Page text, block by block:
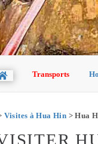
Transports
Visites à Hua Hin > Hua